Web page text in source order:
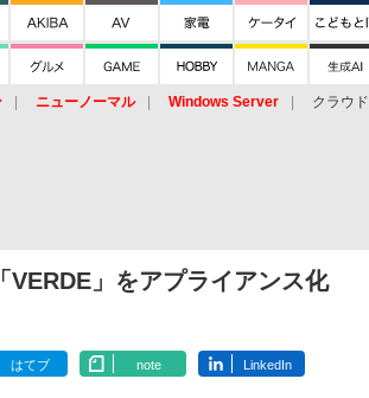
ニューノーマル Windows Server クラウド
」をアプライアンス化
はてブ note LinkedIn